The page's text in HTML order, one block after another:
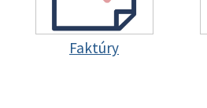
Faktúry